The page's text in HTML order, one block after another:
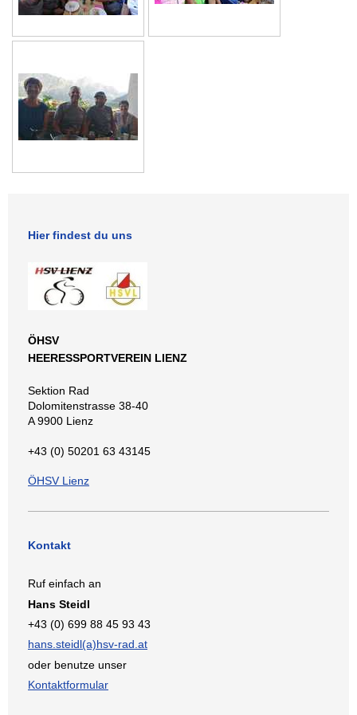
Hier findest du uns
ÖHSV
HEERESSPORTVEREIN LIENZ
Sektion Rad
Dolomitenstrasse 38-40
A 9900 Lienz
+43 (0) 50201 63 43145
ÖHSV Lienz
Kontakt
Ruf einfach an
Hans Steidl
+43 (0) 699 88 45 93 43
hans.steidl(a)hsv-rad.at
oder benutze unser
Kontaktformular